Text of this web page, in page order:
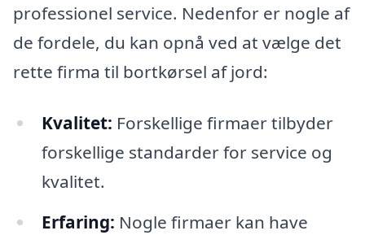
professionel service. Nedenfor er nogle af
de fordele, du kan opnå ved at vælge det
rette firma til bortkørsel af jord:
Kvalitet: Forskellige firmaer tilbyder
forskellige standarder for service og
kvalitet.
Erfaring: Nogle firmaer kan have